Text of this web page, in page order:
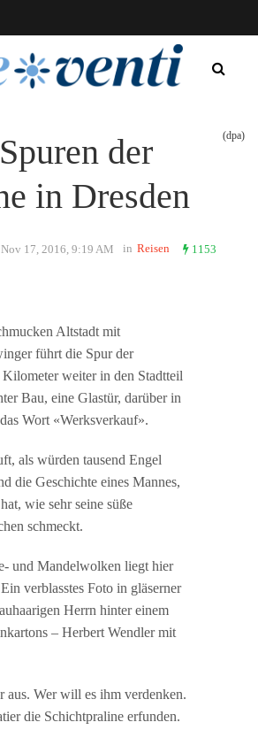
der
in Dresden
(dpa)
Nov 17, 2016, 9:19 AM in Reisen 1153
Altstadt mit
führt die Spur der
weiter in den Stadtteil
Bau, eine Glastür, darüber in
Wort «Werksverkauf».
als würden tausend Engel
die Geschichte eines Mannes,
wie sehr seine süße
schmeckt.
und Mandelwolken liegt hier
verblasstes Foto in gläserner
Herrn hinter einem
– Herbert Wendler mit
aus. Wer will es ihm verdenken.
die Schichtpraline erfunden.